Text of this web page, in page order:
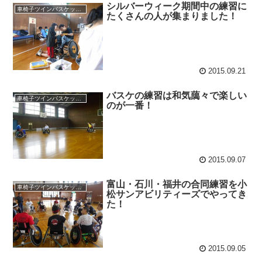
シルバーウィーク期間中の練習に
たくさんの人が集まりました！
2015.09.21
バスケの練習は和気藹々で楽しい
のが一番！
2015.09.07
車椅子ツインバスケット練習
富山・石川・福井の合同練習を小
松サンアビリティーズでやってき
た！
2015.09.05